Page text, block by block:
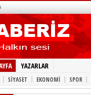
YAZARLAR
| SİYASET | EKONOMİ | SPOR |